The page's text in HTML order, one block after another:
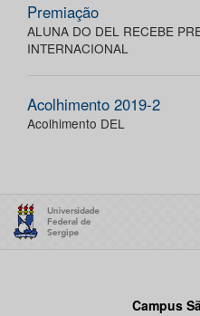
Premiação
ALUNA DO DEL RECEBE
INTERNACIONAL
Acolhimento 2019-2
Acolhimento DEL
Campus